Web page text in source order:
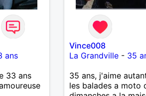
ans
33 ans
Vince008
La Grandville- 35
35 ans, j'aime
les balades a moto